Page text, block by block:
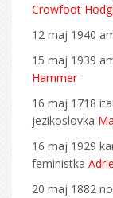
Crowfoot
12 maj 1940
15 maj 1939
Hammer
16 maj 1718
jezikoslovka
16 maj 1929
feministka
20 maj 1882